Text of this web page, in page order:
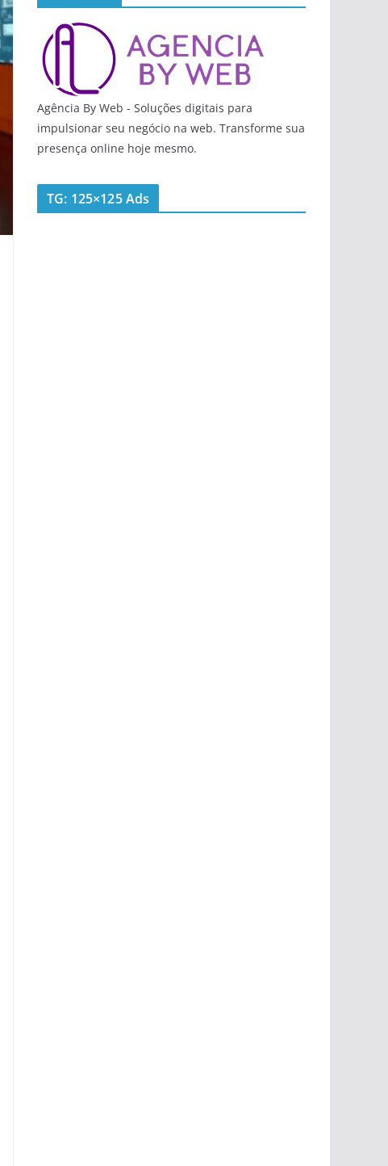
Agência By Web - Soluções digitais para
impulsionar seu negócio na web. Transforme sua
presença online hoje mesmo.
TG: 125×125 Ads